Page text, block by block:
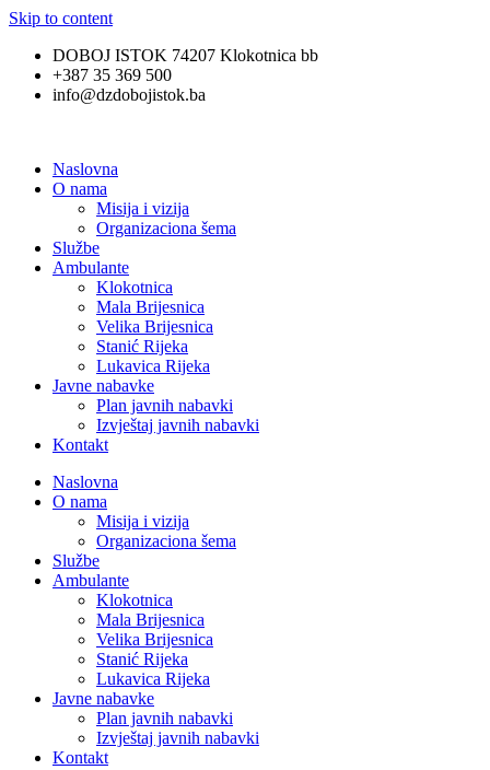
Skip to content
DOBOJ ISTOK 74207 Klokotnica bb
+387 35 369 500
info@dzdobojistok.ba
Naslovna
O nama
Misija i vizija
Organizaciona šema
Službe
Ambulante
Klokotnica
Mala Brijesnica
Velika Brijesnica
Stanić Rijeka
Lukavica Rijeka
Javne nabavke
Plan javnih nabavki
Izvještaj javnih nabavki
Kontakt
Naslovna
O nama
Misija i vizija
Organizaciona šema
Službe
Ambulante
Klokotnica
Mala Brijesnica
Velika Brijesnica
Stanić Rijeka
Lukavica Rijeka
Javne nabavke
Plan javnih nabavki
Izvještaj javnih nabavki
Kontakt